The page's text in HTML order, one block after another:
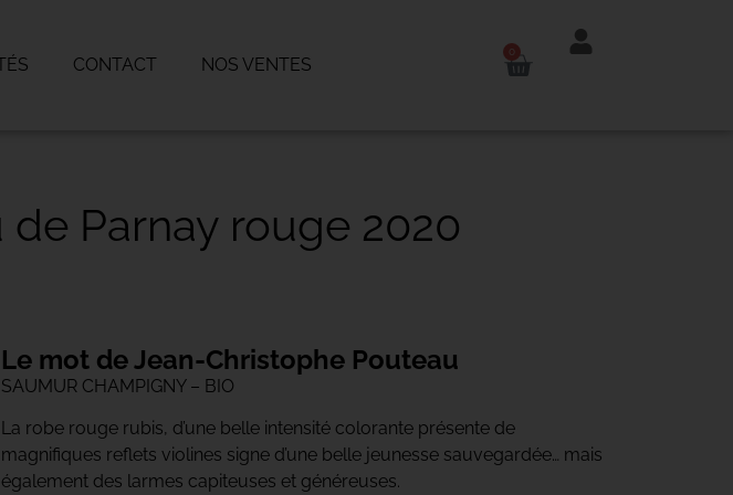
CONTACT NOS VENTES
Parnay rouge 2020
Le mot de Jean-Christophe Pouteau
SAUMUR CHAMPIGNY – BIO
La robe rouge rubis, d’une belle intensité colorante présente de
magnifiques reflets violines signe d’une belle jeunesse sauvegardée… mais
également des larmes capiteuses et généreuses.